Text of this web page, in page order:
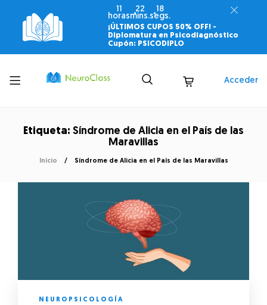
11
horas
22
mins.
17
segs.
¡ÚLTIMOS CUPOS 50% OFF! -
Diplomatura en Psicodiagnóstico
Cupón: PSICODIPLO
Toggle
menu
Acceder
Etiqueta: Síndrome de Alicia en el País de las
Maravillas
Inicio Síndrome de Alicia en el País de las Maravillas
NEUROPSICOLOGÍA